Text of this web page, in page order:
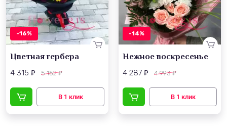
-16%
Цветная гербера
4 315 ₽ 5 152₽
-14%
Нежное воскресенье
4 287 ₽ 4 993₽